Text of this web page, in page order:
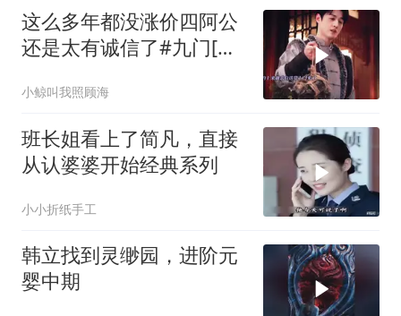
这么多年都没涨价四阿公
还是太有诚信了#九门[话
小鲸叫我照顾海
班长姐看上了简凡，直接
从认婆婆开始经典系列
小小折纸手工
韩立找到灵缈园，进阶元
婴中期